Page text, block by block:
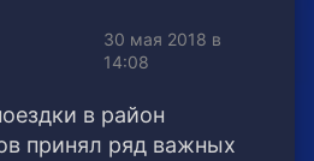
30 мая 2018 в
14:08
в район
принял ряд важных